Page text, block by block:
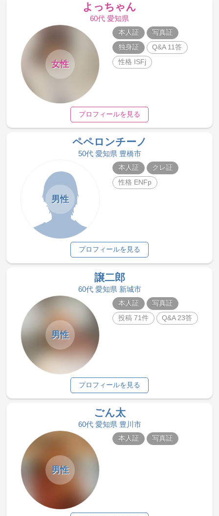
よっちゃん
60代 愛知県
女性
本人証
写真証
独身証
Q&A 11答
性格 ISFj
プロフィールを見る
ペペロンチーノ
50代 愛知県 豊橋市
男性
本人証
クレ証
性格 ENFp
プロフィールを見る
譲二郎
60代 愛知県 新城市
男性
本人証
写真証
投稿 71件
Q&A 23答
プロフィールを見る
ごん太
60代 愛知県 豊川市
男性
本人証 写真証